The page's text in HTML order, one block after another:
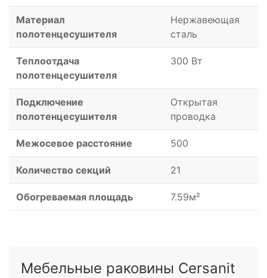
Материал
полотенцесушителя
Нержавеющая
сталь
Теплоотдача
полотенцесушителя
300 Вт
Подключение
полотенцесушителя
Открытая
проводка
Межосевое расстояние 500
Количество секций 21
Обогреваемая площадь 7.59м²
Мебельные раковины Cersanit